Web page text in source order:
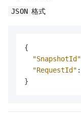
JSON 格式
{
"SnapshotId"
"RequestId" :
}